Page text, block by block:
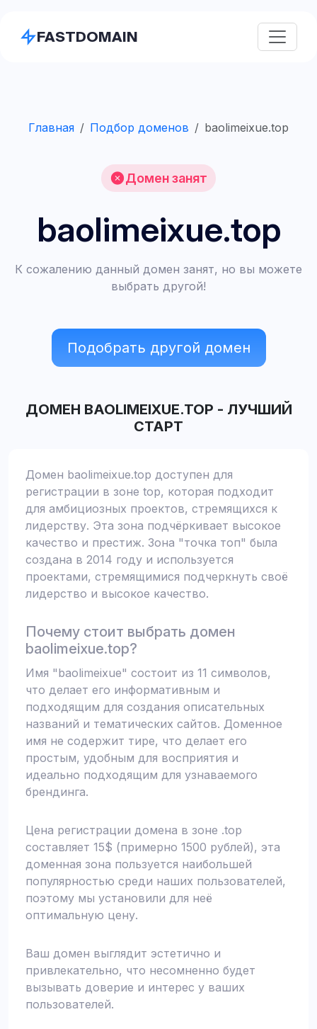
FASTDOMAIN
Главная Подбор доменов baolimeixue.top
Домен занят
baolimeixue.top
К сожалению данный домен занят, но вы можете
выбрать другой!
Подобрать другой домен
ДОМЕН BAOLIMEIXUE.TOP - ЛУЧШИЙ
СТАРТ
Домен baolimeixue.top доступен для
регистрации в зоне top, которая подходит
для амбициозных проектов, стремящихся к
лидерству. Эта зона подчёркивает высокое
качество и престиж. Зона "точка топ" была
создана в 2014 году и используется
проектами, стремящимися подчеркнуть своё
лидерство и высокое качество.
Почему стоит выбрать домен
baolimeixue.top?
Имя "baolimeixue" состоит из 11 символов,
что делает его информативным и
подходящим для создания описательных
названий и тематических сайтов. Доменное
имя не содержит тире, что делает его
простым, удобным для восприятия и
идеально подходящим для узнаваемого
брендинга.
Цена регистрации домена в зоне .top
составляет 15$ (примерно 1500 рублей), эта
доменная зона пользуется наибольшей
популярностью среди наших пользователей,
поэтому мы установили для неё
оптимальную цену.
Ваш домен выглядит эстетично и
привлекательно, что несомненно будет
вызывать доверие и интерес у ваших
пользователей.